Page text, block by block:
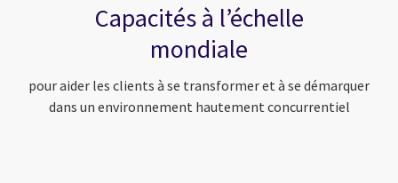
Capacités à l’échelle
mondiale
pour aider les clients à se transformer et à se démarquer
dans un environnement hautement concurrentiel